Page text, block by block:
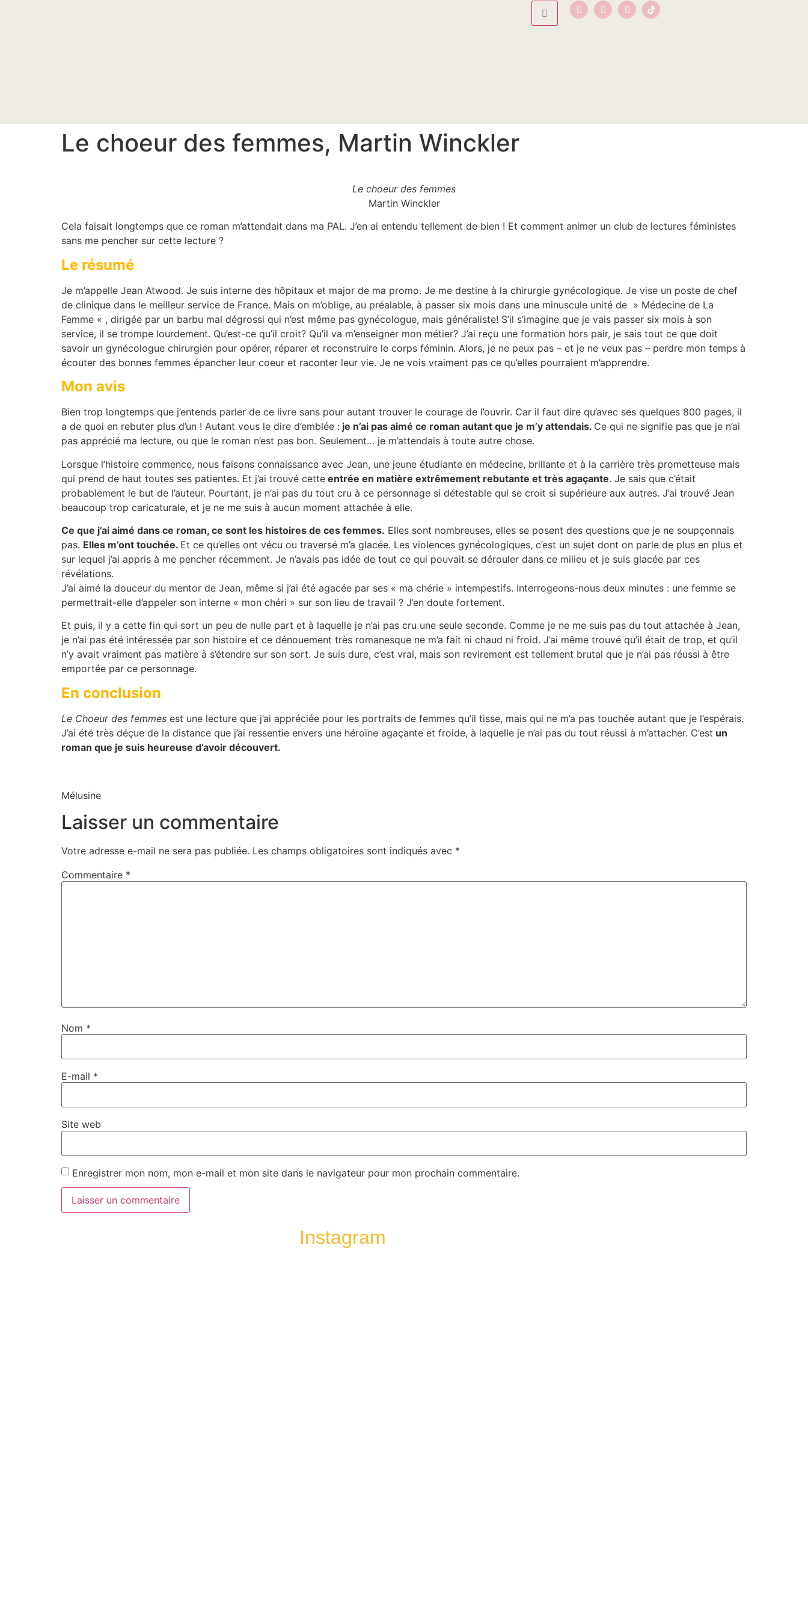
Le choeur des femmes, Martin Winckler
Le choeur des femmes
Martin Winckler
Cela faisait longtemps que ce roman m’attendait dans ma PAL. J’en ai entendu tellement de bien ! Et comment animer un club de lectures féministes
sans me pencher sur cette lecture ?
Le résumé
Je m’appelle Jean Atwood. Je suis interne des hôpitaux et major de ma promo. Je me destine à la chirurgie gynécologique. Je vise un poste de chef
de clinique dans le meilleur service de France. Mais on m’oblige, au préalable, à passer six mois dans une minuscule unité de » Médecine de La
Femme « , dirigée par un barbu mal dégrossi qui n’est même pas gynécologue, mais généraliste! S’il s’imagine que je vais passer six mois à son
service, il se trompe lourdement. Qu’est-ce qu’il croit? Qu’il va m’enseigner mon métier? J’ai reçu une formation hors pair, je sais tout ce que doit
savoir un gynécologue chirurgien pour opérer, réparer et reconstruire le corps féminin. Alors, je ne peux pas – et je ne veux pas – perdre mon temps à
écouter des bonnes femmes épancher leur coeur et raconter leur vie. Je ne vois vraiment pas ce qu’elles pourraient m’apprendre.
Mon avis
Bien trop longtemps que j’entends parler de ce livre sans pour autant trouver le courage de l’ouvrir. Car il faut dire qu’avec ses quelques 800 pages, il
a de quoi en rebuter plus d’un ! Autant vous le dire d’emblée : je n’ai pas aimé ce roman autant que je m’y attendais. Ce qui ne signifie pas que je n’ai
pas apprécié ma lecture, ou que le roman n’est pas bon. Seulement… je m’attendais à toute autre chose.
Lorsque l’histoire commence, nous faisons connaissance avec Jean, une jeune étudiante en médecine, brillante et à la carrière très prometteuse mais
qui prend de haut toutes ses patientes. Et j’ai trouvé cette entrée en matière extrêmement rebutante et très agaçante. Je sais que c’était
probablement le but de l’auteur. Pourtant, je n’ai pas du tout cru à ce personnage si détestable qui se croit si supérieure aux autres. J’ai trouvé Jean
beaucoup trop caricaturale, et je ne me suis à aucun moment attachée à elle.
Ce que j’ai aimé dans ce roman, ce sont les histoires de ces femmes. Elles sont nombreuses, elles se posent des questions que je ne soupçonnais
pas. Elles m’ont touchée. Et ce qu’elles ont vécu ou traversé m’a glacée. Les violences gynécologiques, c’est un sujet dont on parle de plus en plus et
sur lequel j’ai appris à me pencher récemment. Je n’avais pas idée de tout ce qui pouvait se dérouler dans ce milieu et je suis glacée par ces
révélations.
J’ai aimé la douceur du mentor de Jean, même si j’ai été agacée par ses « ma chérie » intempestifs. Interrogeons-nous deux minutes : une femme se
permettrait-elle d’appeler son interne « mon chéri » sur son lieu de travail ? J’en doute fortement.
Et puis, il y a cette fin qui sort un peu de nulle part et à laquelle je n’ai pas cru une seule seconde. Comme je ne me suis pas du tout attachée à Jean,
je n’ai pas été intéressée par son histoire et ce dénouement très romanesque ne m’a fait ni chaud ni froid. J’ai même trouvé qu’il était de trop, et qu’il
n’y avait vraiment pas matière à s’étendre sur son sort. Je suis dure, c’est vrai, mais son revirement est tellement brutal que je n’ai pas réussi à être
emportée par ce personnage.
En conclusion
Le Choeur des femmes est une lecture que j’ai appréciée pour les portraits de femmes qu’il tisse, mais qui ne m’a pas touchée autant que je l’espérais.
J’ai été très déçue de la distance que j’ai ressentie envers une héroïne agaçante et froide, à laquelle je n’ai pas du tout réussi à m’attacher. C’est un
roman que je suis heureuse d’avoir découvert.
Mélusine
Laisser un commentaire
Votre adresse e-mail ne sera pas publiée. Les champs obligatoires sont indiqués avec *
Commentaire *
Nom *
E-mail *
Site web
Enregistrer mon nom, mon e-mail et mon site dans le navigateur pour mon prochain commentaire.
Instagram